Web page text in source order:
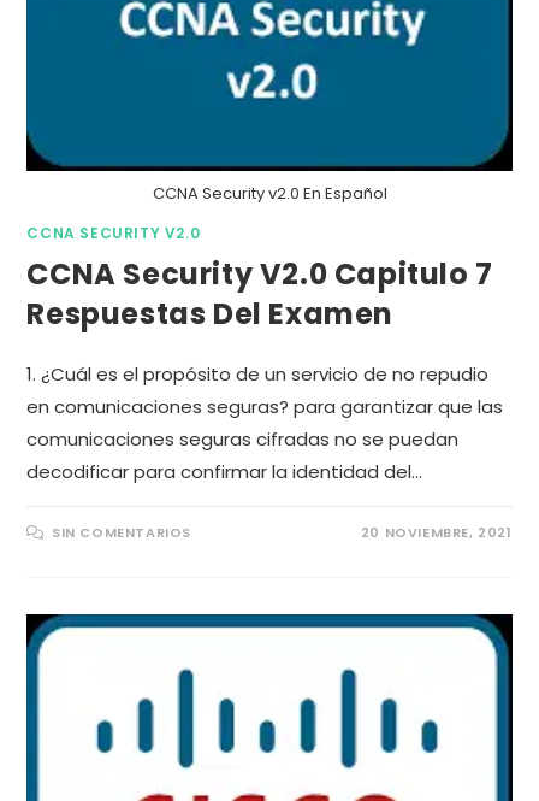
CCNA Security v2.0 En Español
CCNA SECURITY V2.0
CCNA Security V2.0 Capitulo 7
Respuestas Del Examen
1. ¿Cuál es el propósito de un servicio de no repudio
en comunicaciones seguras? para garantizar que las
comunicaciones seguras cifradas no se puedan
decodificar para confirmar la identidad del…
SIN COMENTARIOS 20 NOVIEMBRE, 2021